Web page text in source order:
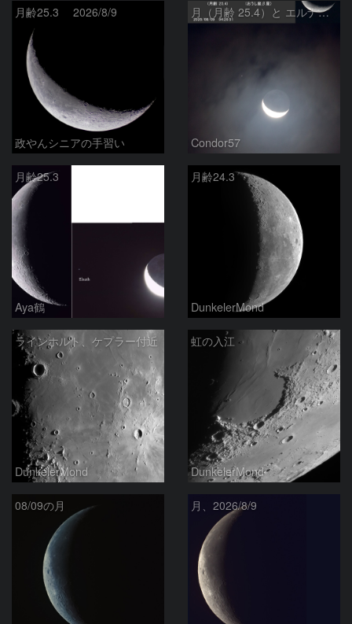
月齢25.3 2026/8/9
政やんシニアの手習い
月（月齢 25.4）と エルナト（おうし座β星）
Condor57
月齢25.3
Aya鶴
月齢24.3
DunkelerMond
ラインホルト、ケプラー付近
DunkelerMond
虹の入江
DunkelerMond
08/09の月 月、2026/8/9